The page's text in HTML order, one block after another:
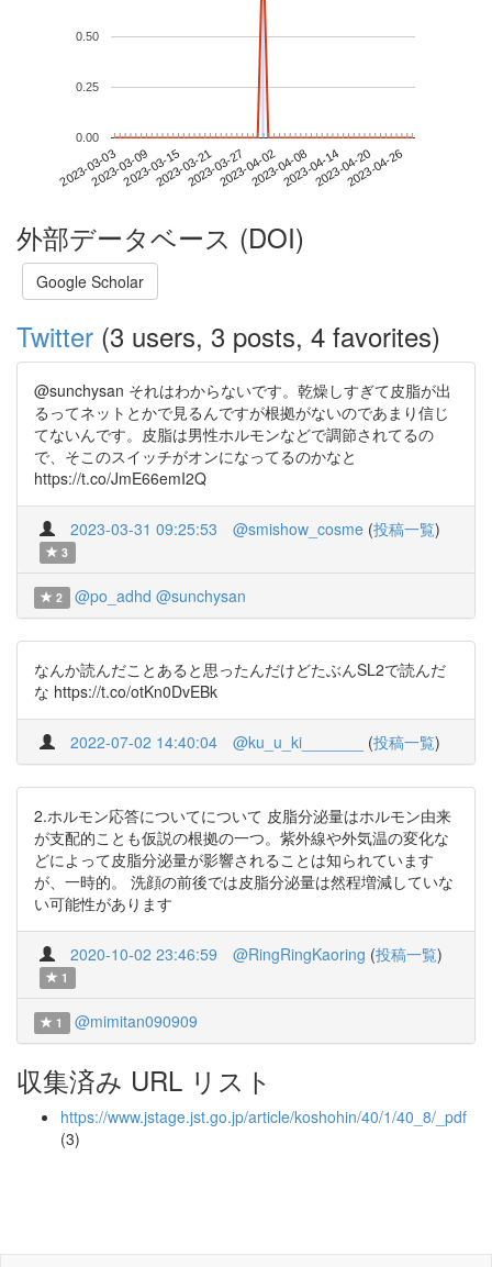
2023-03-032023-03-092023-03-152023-03-212023-03-272023-04-022023-04-082023-04-142023-04-202023-04-26
0.00
0.25
0.50
外部データベース (DOI)
Google Scholar
Twitter (3 users, 3 posts, 4 favorites)
@sunchysan それはわからないです。乾燥しすぎて皮脂が出
るってネットとかで見るんですが根拠がないのであまり信じ
てないんです。皮脂は男性ホルモンなどで調節されてるの
で、そこのスイッチがオンになってるのかなと
https://t.co/JmE66emI2Q
2023-03-31 09:25:53 @smishow_cosme (投稿一覧)
3
2 @po_adhd @sunchysan
なんか読んだことあると思ったんだけどたぶんSL2で読んだ
な https://t.co/otKn0DvEBk
2022-07-02 14:40:04 @ku_u_ki_______ (投稿一覧)
2.ホルモン応答についてについて 皮脂分泌量はホルモン由来
が支配的ことも仮説の根拠の一つ。紫外線や外気温の変化な
どによって皮脂分泌量が影響されることは知られています
が、一時的。 洗顔の前後では皮脂分泌量は然程増減していな
い可能性があります
2020-10-02 23:46:59 @RingRingKaoring (投稿一覧)
1
1 @mimitan090909
収集済み URL リスト
https://www.jstage.jst.go.jp/article/koshohin/40/1/40_8/_pdf
(3)